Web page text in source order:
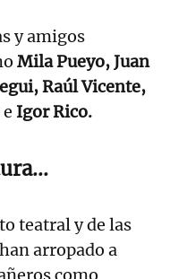
y amigos
Mila Pueyo, Juan
Raúl Vicente,
e Igor Rico.
teatral y de las
arropado a